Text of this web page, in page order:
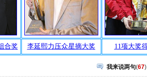
我来说两句(67)